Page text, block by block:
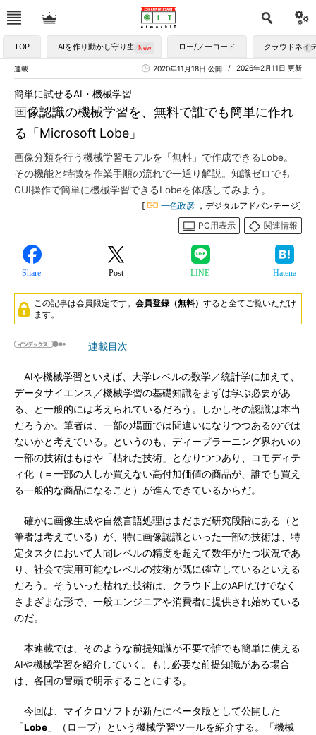
TOP AIを作り動かし守り生かす ロー/ノーコード クラウドネイ
連載 2026年2月11日 更新
2020年11月18日 公開
画像認識の機械学習を、無料で誰でも簡単に作れ
る「Microsoft Lobe」
簡単に試せるAI・機械学習
画像分類を行う機械学習モデルを「無料」で作成できるLobe。
その機能と特徴を作業手順の流れで一通り解説。知識ゼロでも
GUI操作で簡単に機械学習できるLobeを体感してみよう。
[ 一色政彦 ，デジタルアドバンテージ]
PC用表示
関連情報
Share Post LINE Hatena
この記事は会員限定です。 会員登録（無料） すると全てご覧いただけ
ます。
連載目次
AIや機械学習といえば、大学レベルの数学／統計学に加えて、
データサイエンス／機械学習の基礎知識をまずは学ぶ必要があ
る、と一般的には考えられているだろう。しかしその認識は本当
だろうか。筆者は、一部の場面では間違いになりつつあるのでは
ないかと考えている。というのも、ディープラーニング界わいの
一部の技術はもはや「枯れた技術」となりつつあり、コモディテ
ィ化（＝一部の人しか買えない高付加価値の商品が、誰でも買え
る一般的な商品になること）が進んできているからだ。
確かに画像生成や自然言語処理はまだまだ研究段階にある（と
筆者は考えている）が、特に画像認識といった一部の技術は、特
定タスクにおいて人間レベルの精度を超えて数年がたつ状況であ
り、社会で実用可能なレベルの技術が既に確立しているといえる
だろう。そういった枯れた技術は、クラウド上のAPIだけでなく
さまざまな形で、一般エンジニアや消費者に提供され始めている
のだ。
本連載では、そのような前提知識が不要で誰でも簡単に使える
AIや機械学習を紹介していく。もし必要な前提知識がある場合
は、各回の冒頭で明示することにする。
今回は、マイクロソフトが新たにベータ版として公開した
「Lobe 」（ローブ）という機械学習ツールを紹介する。「機械